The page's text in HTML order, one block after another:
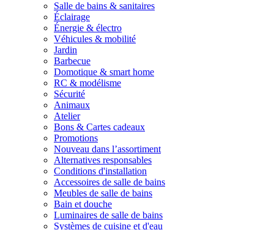
Salle de bains & sanitaires
Éclairage
Énergie & électro
Véhicules & mobilité
Jardin
Barbecue
Domotique & smart home
RC & modélisme
Sécurité
Animaux
Atelier
Bons & Cartes cadeaux
Promotions
Nouveau dans l’assortiment
Alternatives responsables
Conditions d'installation
Accessoires de salle de bains
Meubles de salle de bains
Bain et douche
Luminaires de salle de bains
Systèmes de cuisine et d'eau